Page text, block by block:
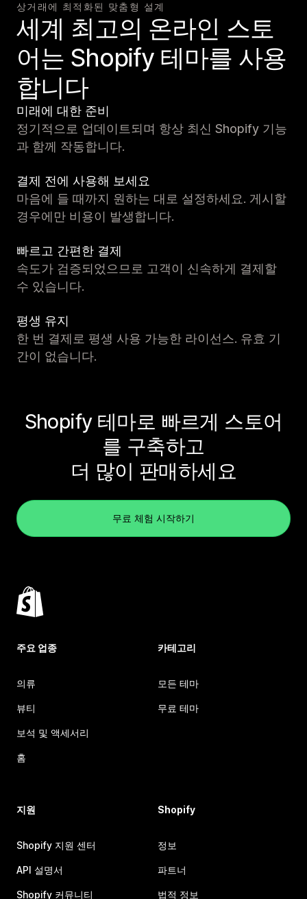
상거래에 최적화된 맞춤형 설계
세계 최고의 온라인 스토
어는 Shopify 테마를 사용
합니다
미래에 대한 준비
정기적으로 업데이트되며 항상 최신 Shopify 기능
과 함께 작동합니다.
결제 전에 사용해 보세요
마음에 들 때까지 원하는 대로 설정하세요. 게시할
경우에만 비용이 발생합니다.
빠르고 간편한 결제
속도가 검증되었으므로 고객이 신속하게 결제할
수 있습니다.
평생 유지
한 번 결제로 평생 사용 가능한 라이선스. 유효 기
간이 없습니다.
Shopify 테마로 빠르게 스토어
를 구축하고
더 많이 판매하세요
무료 체험 시작하기
주요 업종
의류
뷰티
보석 및 액세서리
홈
카테고리
모든 테마
무료 테마
지원
Shopify 지원 센터
API 설명서
Shopify 커뮤니티
Shopify
정보
파트너
법적 정보